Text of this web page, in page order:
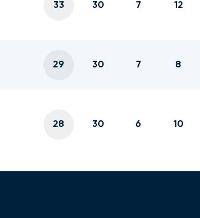
33 30 7 12
29 30 7 8
28 30 6 10